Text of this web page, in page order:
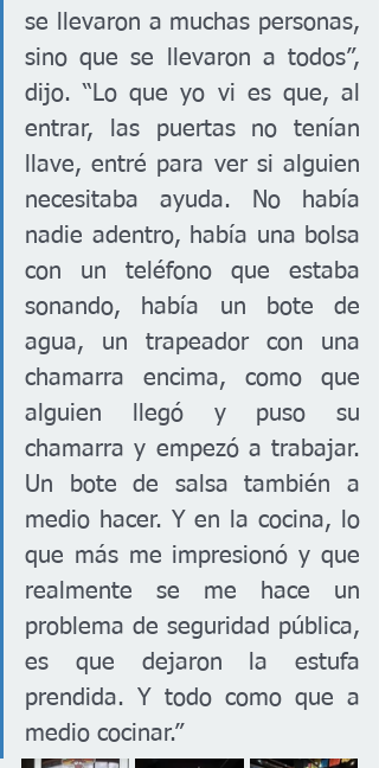
se llevaron a muchas personas,
sino que se llevaron a todos”,
dijo. “Lo que yo vi es que, al
entrar, las puertas no tenían
llave, entré para ver si alguien
necesitaba ayuda. No había
nadie adentro, había una bolsa
con un teléfono que estaba
sonando, había un bote de
agua, un trapeador con una
chamarra encima, como que
alguien llegó y puso su
chamarra y empezó a trabajar.
Un bote de salsa también a
medio hacer. Y en la cocina, lo
que más me impresionó y que
realmente se me hace un
problema de seguridad pública,
es que dejaron la estufa
prendida. Y todo como que a
medio cocinar.”